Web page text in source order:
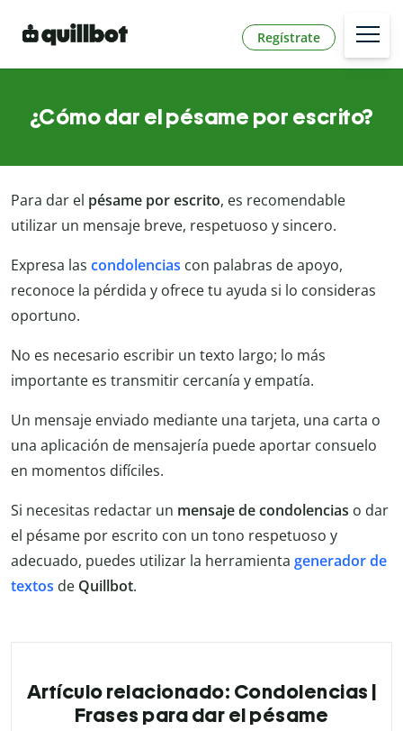
Regístrate
¿Cómo dar el pésame por escrito?
Para dar el pésame por escrito, es recomendable
utilizar un mensaje breve, respetuoso y sincero.
Expresa las condolencias con palabras de apoyo,
reconoce la pérdida y ofrece tu ayuda si lo consideras
oportuno.
No es necesario escribir un texto largo; lo más
importante es transmitir cercanía y empatía.
Un mensaje enviado mediante una tarjeta, una carta o
una aplicación de mensajería puede aportar consuelo
en momentos difíciles.
Si necesitas redactar un mensaje de condolencias o dar
el pésame por escrito con un tono respetuoso y
adecuado, puedes utilizar la herramienta generador de
textos de Quillbot.
Artículo relacionado: Condolencias |
Frases para dar el pésame